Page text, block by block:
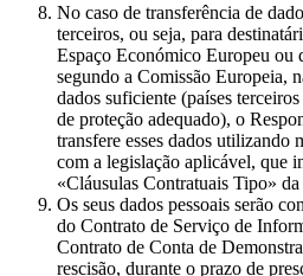
No caso de transferência de
terceiros, ou seja, para
Espaço Económico Europeu ou
segundo a Comissão Europeia,
dados suficiente (países
de proteção adequado), o
transfere esses dados utilizando
com a legislação aplicável, que
«Cláusulas Contratuais Tipo»
Os seus dados pessoais serão
do Contrato de Serviço de
Contrato de Conta de
rescisão, durante o prazo de